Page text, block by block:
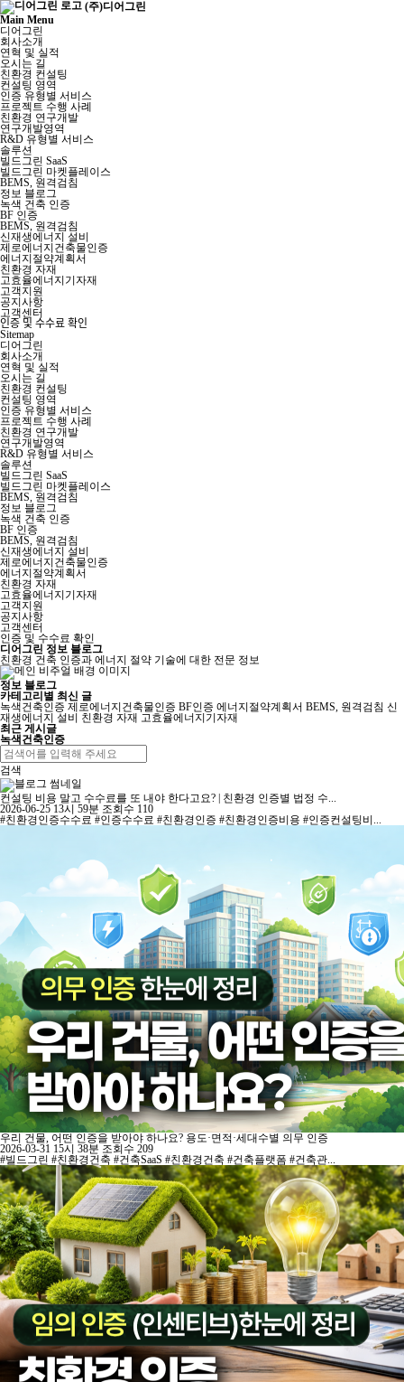
(주)디어그린
Main Menu
디어그린
회사소개
연혁 및 실적
오시는 길
친환경 컨설팅
컨설팅 영역
인증 유형별 서비스
프로젝트 수행 사례
친환경 연구개발
연구개발영역
R&D 유형별 서비스
솔루션
빌드그린 SaaS
빌드그린 마켓플레이스
BEMS, 원격검침
정보 블로그
녹색 건축 인증
BF 인증
BEMS, 원격검침
신재생에너지 설비
제로에너지건축물인증
에너지절약계획서
친환경 자재
고효율에너지기자재
고객지원
공지사항
고객센터
인증 및 수수료 확인
Sitemap
디어그린
회사소개
연혁 및 실적
오시는 길
친환경 컨설팅
컨설팅 영역
인증 유형별 서비스
프로젝트 수행 사례
친환경 연구개발
연구개발영역
R&D 유형별 서비스
솔루션
빌드그린 SaaS
빌드그린 마켓플레이스
BEMS, 원격검침
정보 블로그
녹색 건축 인증
BF 인증
BEMS, 원격검침
신재생에너지 설비
제로에너지건축물인증
에너지절약계획서
친환경 자재
고효율에너지기자재
고객지원
공지사항
고객센터
인증 및 수수료 확인
디어그린 정보 블로그
친환경 건축 인증과 에너지 절약 기술에 대한 전문 정보
정보 블로그
카테고리별 최신 글
녹색건축인증 제로에너지건축물인증 BF인증 에너지절약계획서 BEMS, 원격검침 신
재생에너지 설비 친환경 자재 고효율에너지기자재
최근 게시글
녹색건축인증
검색
컨설팅 비용 말고 수수료를 또 내야 한다고요? | 친환경 인증별 법정 수...
2026-06-25 13시 59분 조회수 110
#친환경인증수수료 #인증수수료 #친환경인증 #친환경인증비용 #인증컨설팅비...
우리 건물, 어떤 인증을 받아야 하나요? 용도·면적·세대수별 의무 인증
2026-03-31 15시 38분 조회수 209
#빌드그린 #친환경건축 #건축SaaS #친환경건축 #건축플랫폼 #건축관...